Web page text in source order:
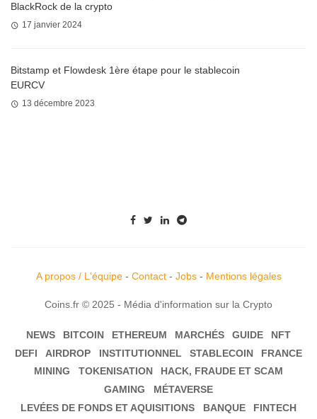
BlackRock de la crypto
17 janvier 2024
Bitstamp et Flowdesk 1ère étape pour le stablecoin
EURCV
13 décembre 2023
A propos / L'équipe- Contact- Jobs- Mentions légales
Coins.fr © 2025 - Média d'information sur la Crypto
NEWS BITCOIN ETHEREUM MARCHÉS GUIDE
NFT
DEFI
AIRDROP INSTITUTIONNEL STABLECOIN
FRANCE
MINING
TOKENISATION
HACK, FRAUDE ET SCAM
GAMING
MÉTAVERSE
LEVÉES DE FONDS ET AQUISITIONS
BANQUE FINTECH